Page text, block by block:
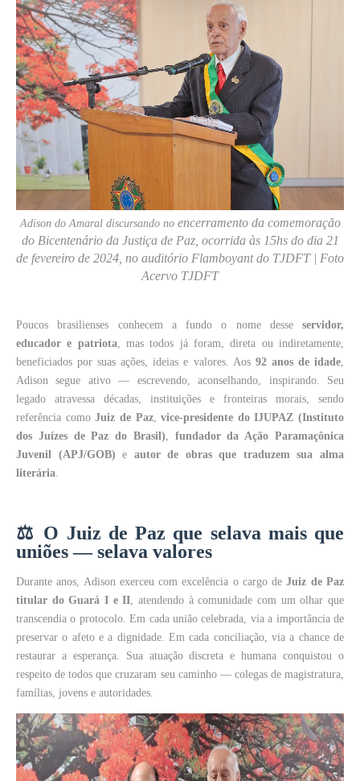
Adison do Amaral discursando no encerramento da comemoração
do Bicentenário da Justiça de Paz, ocorrida às 15hs do dia 21
de fevereiro de 2024, no auditório Flamboyant do TJDFT | Foto
Acervo TJDFT
Poucos brasilienses conhecem a fundo o nome desse servidor,
educador e patriota, mas todos já foram, direta ou indiretamente,
beneficiados por suas ações, ideias e valores. Aos 92 anos de idade,
Adison segue ativo — escrevendo, aconselhando, inspirando. Seu
legado atravessa décadas, instituições e fronteiras morais, sendo
referência comoJuiz de Paz,vice-presidente do IJUPAZ (Instituto
dos Juízes de Paz do Brasil), fundador da Ação Paramaçônica
Juvenil (APJ/GOB) e autor de obras que traduzem sua alma
literária.
⚖️ O Juiz de Paz que selava mais que
uniões — selava valores
Durante anos, Adison exerceu com excelência o cargo deJuiz de Paz
titular do Guará I e II, atendendo à comunidade com um olhar que
transcendia o protocolo. Em cada união celebrada, via a importância de
preservar o afeto e a dignidade. Em cada conciliação, via a chance de
restaurar a esperança. Sua atuação discreta e humana conquistou o
respeito de todos que cruzaram seu caminho — colegas de magistratura,
famílias, jovens e autoridades.